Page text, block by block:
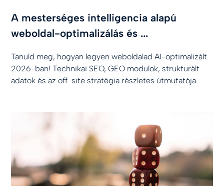
A mesterséges intelligencia alapú
weboldal-optimalizálás és ...
Tanuld meg, hogyan legyen weboldalad AI-optimalizált
2026-ban! Technikai SEO, GEO modulok, strukturált
adatok és az off-site stratégia részletes útmutatója.